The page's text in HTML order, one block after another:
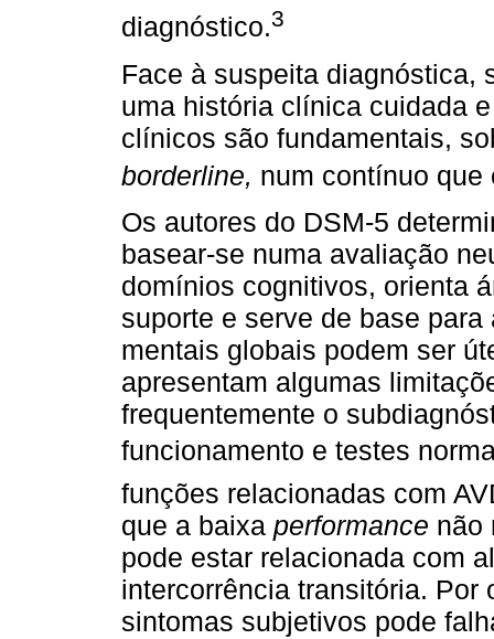
diagnóstico.3
Face à suspeita diagnóstica,
uma história clínica cuidada
clínicos são fundamentais,
borderline, num contínuo
Os autores do DSM-5
basear-se numa avaliação
domínios cognitivos, orienta
suporte e serve de base
mentais globais podem ser
apresentam algumas
frequentemente o
funcionamento e testes
funções relacionadas com
que a baixa performance não
pode estar relacionada com
intercorrência transitória.
sintomas subjetivos pode